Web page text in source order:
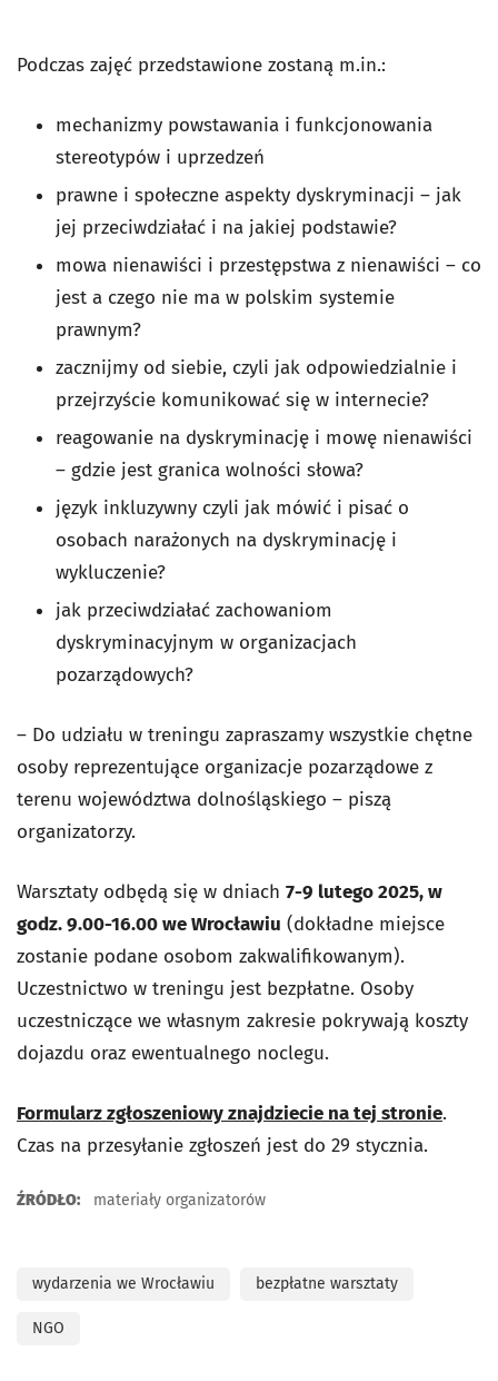
Podczas zajęć przedstawione zostaną m.in.:
mechanizmy powstawania i funkcjonowania
stereotypów i uprzedzeń
prawne i społeczne aspekty dyskryminacji – jak
jej przeciwdziałać i na jakiej podstawie?
mowa nienawiści i przestępstwa z nienawiści – co
jest a czego nie ma w polskim systemie
prawnym?
zacznijmy od siebie, czyli jak odpowiedzialnie i
przejrzyście komunikować się w internecie?
reagowanie na dyskryminację i mowę nienawiści
– gdzie jest granica wolności słowa?
język inkluzywny czyli jak mówić i pisać o
osobach narażonych na dyskryminację i
wykluczenie?
jak przeciwdziałać zachowaniom
dyskryminacyjnym w organizacjach
pozarządowych?
– Do udziału w treningu zapraszamy wszystkie chętne
osoby reprezentujące organizacje pozarządowe z
terenu województwa dolnośląskiego – piszą
organizatorzy.
Warsztaty odbędą się w dniach 7-9 lutego 2025, w
godz. 9.00-16.00 we Wrocławiu (dokładne miejsce
zostanie podane osobom zakwalifikowanym).
Uczestnictwo w treningu jest bezpłatne. Osoby
uczestniczące we własnym zakresie pokrywają koszty
dojazdu oraz ewentualnego noclegu.
Formularz zgłoszeniowy znajdziecie na tej stronie.
Czas na przesyłanie zgłoszeń jest do 29 stycznia.
ŹRÓDŁO: materiały organizatorów
wydarzenia we Wrocławiu bezpłatne warsztaty
NGO